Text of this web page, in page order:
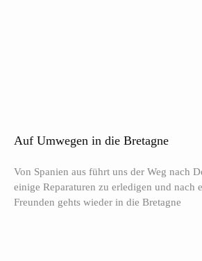
Auf Umwegen in die Bretagne
Von Spanien aus führt uns der Weg nach
einige Reparaturen zu erledigen und nach
Freunden gehts wieder in die Bretagne